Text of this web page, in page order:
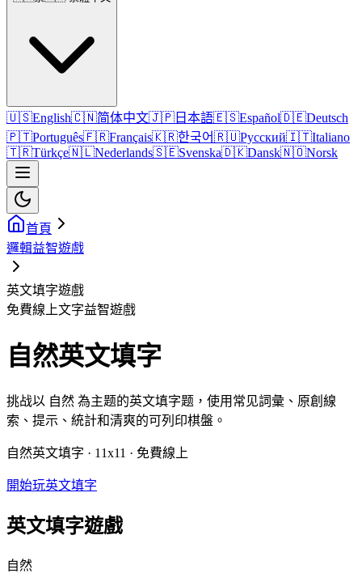
🇺🇸English🇨🇳简体中文🇯🇵 日本語🇪🇸Español🇩🇪Deutsch
🇵🇹Português🇫🇷Français🇰🇷한국어🇷🇺Русский🇮🇹Italiano
🇹🇷Türkçe🇳🇱Nederlands🇸🇪Svenska🇩🇰Dansk🇳🇴Norsk
首頁
邏輯益智遊戲
英文填字遊戲
免費線上文字益智遊戲
自然英文填字
挑战以 自然 為主题的英文填字题，使用常见詞彙、原創線
索、提示、統計和清爽的可列印棋盤。
自然英文填字 · 11x11 · 免費線上
開始玩英文填字
英文填字遊戲
自然